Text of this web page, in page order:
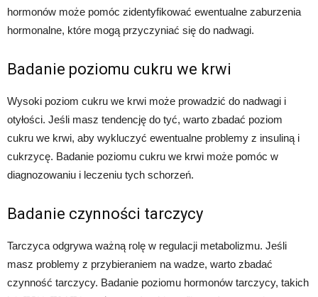
hormonów może pomóc zidentyfikować ewentualne zaburzenia
hormonalne, które mogą przyczyniać się do nadwagi.
Badanie poziomu cukru we krwi
Wysoki poziom cukru we krwi może prowadzić do nadwagi i
otyłości. Jeśli masz tendencję do tyć, warto zbadać poziom
cukru we krwi, aby wykluczyć ewentualne problemy z insuliną i
cukrzycę. Badanie poziomu cukru we krwi może pomóc w
diagnozowaniu i leczeniu tych schorzeń.
Badanie czynności tarczycy
Tarczyca odgrywa ważną rolę w regulacji metabolizmu. Jeśli
masz problemy z przybieraniem na wadze, warto zbadać
czynność tarczycy. Badanie poziomu hormonów tarczycy, takich